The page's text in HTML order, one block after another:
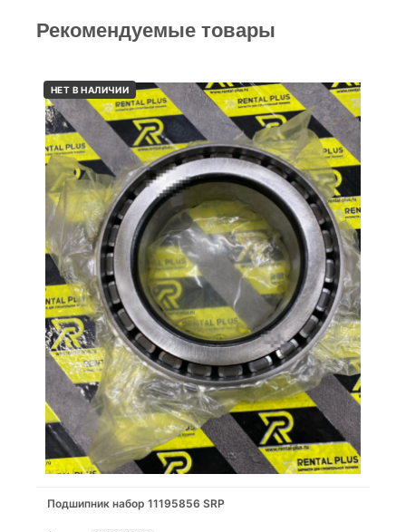
Рекомендуемые товары
НЕТ В НАЛИЧИИ
Подшипник набор 11195856 SRP